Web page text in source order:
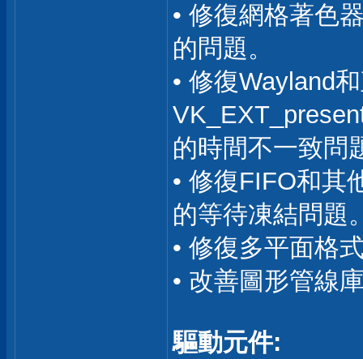
• 修復網格著色
的問題。
• 修復Wayland
的時間不一致問
• 修復FIFO和其
的等待凍結問題
• 修復多平面格
• 改善圖形管線
驅動元件: